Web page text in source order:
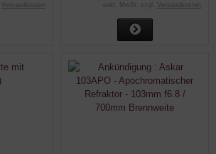
Versandkosten exkl. MwSt. zzgl. Versandkosten